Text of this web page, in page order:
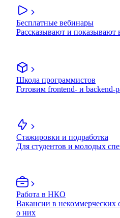
Бесплатные вебинары
Рассказывают и показывают
Школа программистов
Готовим frontend- и backend-
Стажировки и подработка
Для студентов и молодых
Работа в НКО
Вакансии в некоммерческих
о них